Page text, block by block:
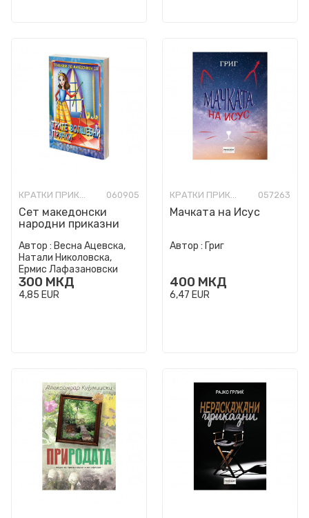
КРАТКИ ПРИКАЗНИ 060905
Сет македонски
народни приказни
Автор : Весна Ацевска,
Натали Николовска,
Ермис Лафазановски
300 МКД
4,85 EUR
КРАТКИ ПРИКАЗНИ 057263
Мачката на Исус
Автор : Григ
400 МКД
6,47 EUR